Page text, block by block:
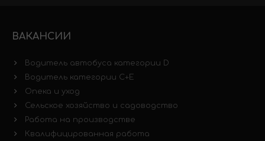
ВАКАНСИИ
Водитель автобуса категории D
Водитель категории C+E
Опека и уход
Сельское хозяйство и садоводство
Работа на производстве
Квалифицированная работа